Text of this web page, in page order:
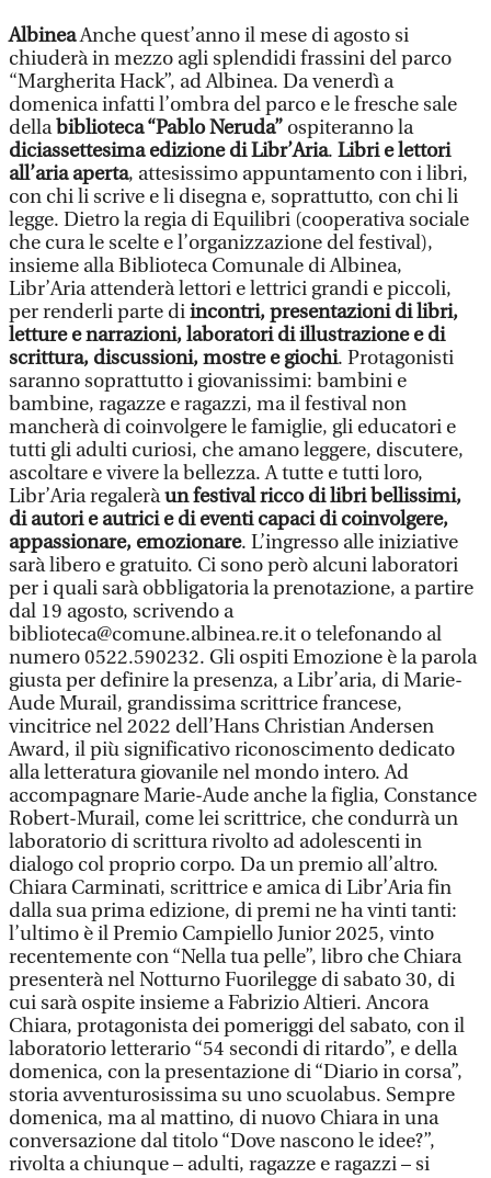
AlbineaAnche quest’anno il mese di agosto si
chiuderà in mezzo agli splendidi frassini del parco
“Margherita Hack”, ad Albinea. Da venerdì a
domenica infatti l’ombra del parco e le fresche sale
della biblioteca “Pablo Neruda” ospiteranno la
diciassettesima edizione di Libr’Aria. Libri e lettori
all’aria aperta, attesissimo appuntamento con i libri,
con chi li scrive e li disegna e, soprattutto, con chi li
legge. Dietro la regia di Equilibri (cooperativa sociale
che cura le scelte e l’organizzazione del festival),
insieme alla Biblioteca Comunale di Albinea,
Libr’Aria attenderà lettori e lettrici grandi e piccoli,
per renderli parte diincontri, presentazioni di libri,
letture e narrazioni, laboratori di illustrazione e di
scrittura, discussioni, mostre e giochi. Protagonisti
saranno soprattutto i giovanissimi: bambini e
bambine, ragazze e ragazzi, ma il festival non
mancherà di coinvolgere le famiglie, gli educatori e
tutti gli adulti curiosi, che amano leggere, discutere,
ascoltare e vivere la bellezza. A tutte e tutti loro,
Libr’Aria regaleràun festival ricco di libri bellissimi,
di autori e autrici e di eventi capaci di coinvolgere,
appassionare, emozionare. L’ingresso alle iniziative
sarà libero e gratuito. Ci sono però alcuni laboratori
per i quali sarà obbligatoria la prenotazione, a partire
dal 19 agosto, scrivendo a
biblioteca@comune.albinea.re.it o telefonando al
numero 0522.590232. Gli ospiti Emozione è la parola
giusta per definire la presenza, a Libr’aria, di Marie-
Aude Murail, grandissima scrittrice francese,
vincitrice nel 2022 dell’Hans Christian Andersen
Award, il più significativo riconoscimento dedicato
alla letteratura giovanile nel mondo intero. Ad
accompagnare Marie-Aude anche la figlia, Constance
Robert-Murail, come lei scrittrice, che condurrà un
laboratorio di scrittura rivolto ad adolescenti in
dialogo col proprio corpo. Da un premio all’altro.
Chiara Carminati, scrittrice e amica di Libr’Aria fin
dalla sua prima edizione, di premi ne ha vinti tanti:
l’ultimo è il Premio Campiello Junior 2025, vinto
recentemente con “Nella tua pelle”, libro che Chiara
presenterà nel Notturno Fuorilegge di sabato 30, di
cui sarà ospite insieme a Fabrizio Altieri. Ancora
Chiara, protagonista dei pomeriggi del sabato, con il
laboratorio letterario “54 secondi di ritardo”, e della
domenica, con la presentazione di “Diario in corsa”,
storia avventurosissima su uno scuolabus. Sempre
domenica, ma al mattino, di nuovo Chiara in una
conversazione dal titolo “Dove nascono le idee?”,
rivolta a chiunque – adulti, ragazze e ragazzi – si